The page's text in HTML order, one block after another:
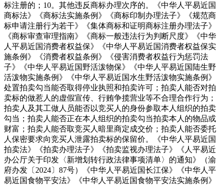
标注册的；10。其他违反商标办理次序的。《中华人平易近国
商标法》《商标法实施条例》《商标印制办理法子》《规范商
标申请注册行为若干》《集体商标和证明商标注册办理法子》
《商标审查审理指南》《商标一般违法行为判断尺度》《中华
人平易近国消费者权益保》《中华人平易近国消费者权益保实
施条例》《消费者权益条例》《侵害消费者权益行为惩罚法
子》《中华人平易近国野活泼物保》《中华人平易近国陆生野
活泼物实施条例》《中华人平易近国水生野活泼物实施条例》
处置拍卖勾当能否取得停业执照和拍卖许可；拍卖人能否对拍
卖标的做惹人的虚假宣传、行贿争揽营业等不合理合作行为；
拍卖人及其工做人员能否以竞买人的身份参取本人组织的拍卖
勾当；拍卖人能否正在本人组织的拍卖勾当拍卖本人的物品或
财富；拍卖人能否取竞买人暗里商定成交价；拍卖人能否委托
人保密要求向竞买人泄露拍卖标的保留价。《中华人平易近国
拍卖法》《拍卖办理法子》《拍卖监视办理法子》《人平易近
办公厅关于印发〈新增划转行政法律事项清单〉的通知》（渝
府办发〔2024〕87号）《中华人平易近国长江保》《中华人平
易近国食物平安法》《中华人平易近国食物平安法实施条例》